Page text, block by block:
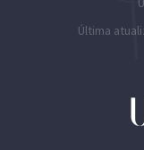
Última